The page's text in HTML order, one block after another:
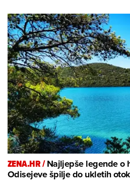
ZENA.HR /Najljepše legende o
Odisejeve špilje do ukletih